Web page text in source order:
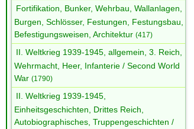
Fortifikation, Bunker, Wehrbau, Wallanlagen,
Burgen, Schlösser, Festungen, Festungsbau,
Befestigungsweisen, Architektur (417)
II. Weltkrieg 1939-1945, allgemein, 3. Reich,
Wehrmacht, Heer, Infanterie / Second World
War (1790)
II. Weltkrieg 1939-1945,
Einheitsgeschichten, Drittes Reich,
Autobiographisches, Truppengeschichten /